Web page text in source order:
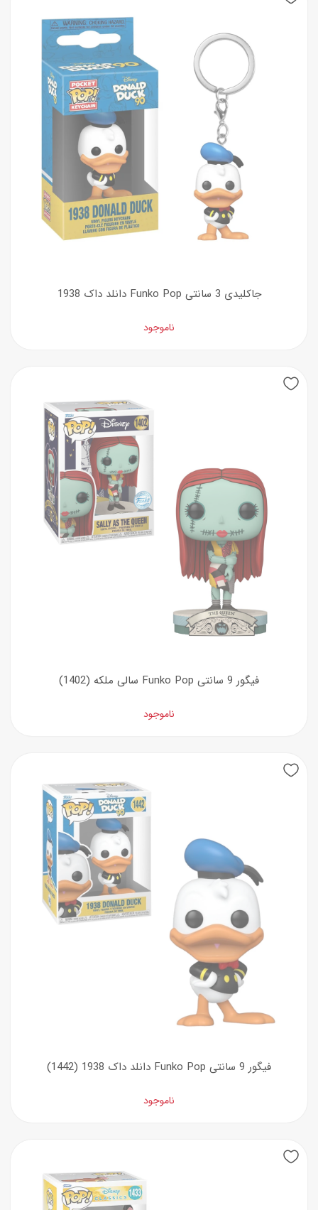
جاکلیدی 3 سانتی Funko Pop دانلد داک 1938
ناموجود
فیگور 9 سانتی Funko Pop سالی ملکه (1402)
ناموجود
فیگور 9 سانتی Funko Pop دانلد داک 1938 (1442)
ناموجود